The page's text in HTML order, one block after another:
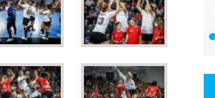
Alpok Autó Volvo